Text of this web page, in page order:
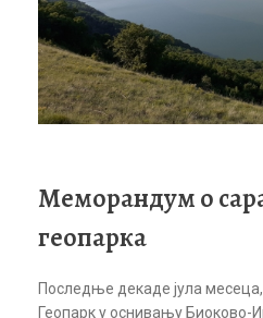
Меморандум о
геопарка
Последње декаде јула
Геопарк у оснивању Биоково-